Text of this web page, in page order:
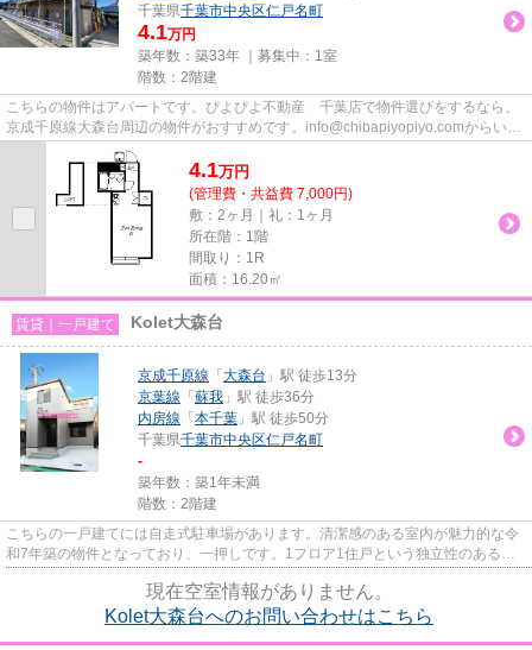
千葉県千葉市中央区仁戸名町
4.1万円
築年数：築33年 ｜募集中： 1室
階数：2階建
こちらの物件はアパートです。ぴよぴよ不動産 千葉店で物件選びをするなら、
京成千原線大森台周辺の物件がおすすめです。info@chibapiyopiyo.comからいつ
でも当社にお問い合わせ下さい。
4.1万円
(管理費・共益費 7,000円)
敷：2ヶ月｜礼：1ヶ月
所在階：1階
間取り：1R
面積：16.20㎡
賃貸｜一戸建て Kolet大森台
京成千原線 「 大森台 」駅 徒歩13分
京葉線 「 蘇我 」駅 徒歩36分
内房線 「 本千葉 」駅 徒歩50分
千葉県千葉市中央区仁戸名町
-
築年数：築1年未満
階数：2階建
こちらの一戸建てには自走式駐車場があります。清潔感のある室内が魅力的な令
和7年築の物件となっており、一押しです。1フロア1住戸という独立性のある一
現在空室情報がありません。
Kolet大森台へのお問い合わせはこちら